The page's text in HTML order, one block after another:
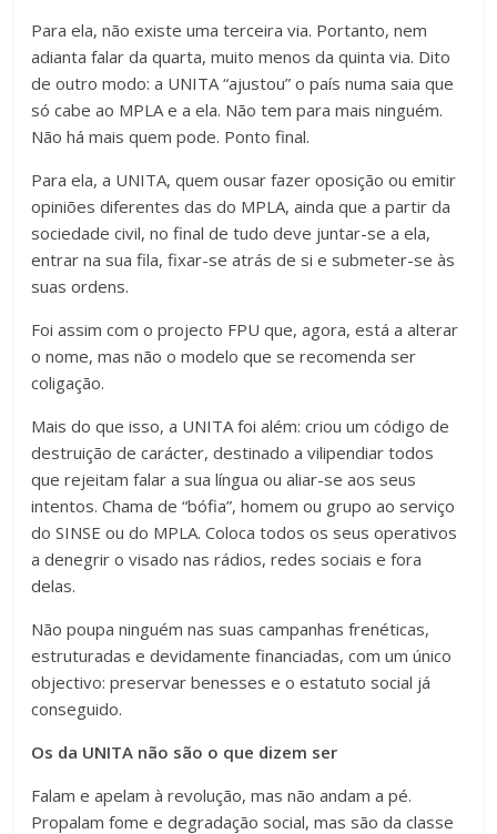
Para ela, não existe uma terceira via. Portanto, nem
adianta falar da quarta, muito menos da quinta via. Dito
de outro modo: a UNITA “ajustou” o país numa saia que
só cabe ao MPLA e a ela. Não tem para mais ninguém.
Não há mais quem pode. Ponto final.
Para ela, a UNITA, quem ousar fazer oposição ou emitir
opiniões diferentes das do MPLA, ainda que a partir da
sociedade civil, no final de tudo deve juntar-se a ela,
entrar na sua fila, fixar-se atrás de si e submeter-se às
suas ordens.
Foi assim com o projecto FPU que, agora, está a alterar
o nome, mas não o modelo que se recomenda ser
coligação.
Mais do que isso, a UNITA foi além: criou um código de
destruição de carácter, destinado a vilipendiar todos
que rejeitam falar a sua língua ou aliar-se aos seus
intentos. Chama de “bófia”, homem ou grupo ao serviço
do SINSE ou do MPLA. Coloca todos os seus operativos
a denegrir o visado nas rádios, redes sociais e fora
delas.
Não poupa ninguém nas suas campanhas frenéticas,
estruturadas e devidamente financiadas, com um único
objectivo: preservar benesses e o estatuto social já
conseguido.
Os da UNITA não são o que dizem ser
Falam e apelam à revolução, mas não andam a pé.
Propalam fome e degradação social, mas são da classe